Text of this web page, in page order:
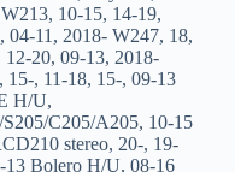
, 10-15, 14-19,
, 04-11 , 2018- W247, 18,
12-20, 09-13, 2018-
15-, 11-18, 15-, 09-13
H/U,
C205/A205, 10-15
stereo, 20-, 19-
13 Bolero H/U, 08-16